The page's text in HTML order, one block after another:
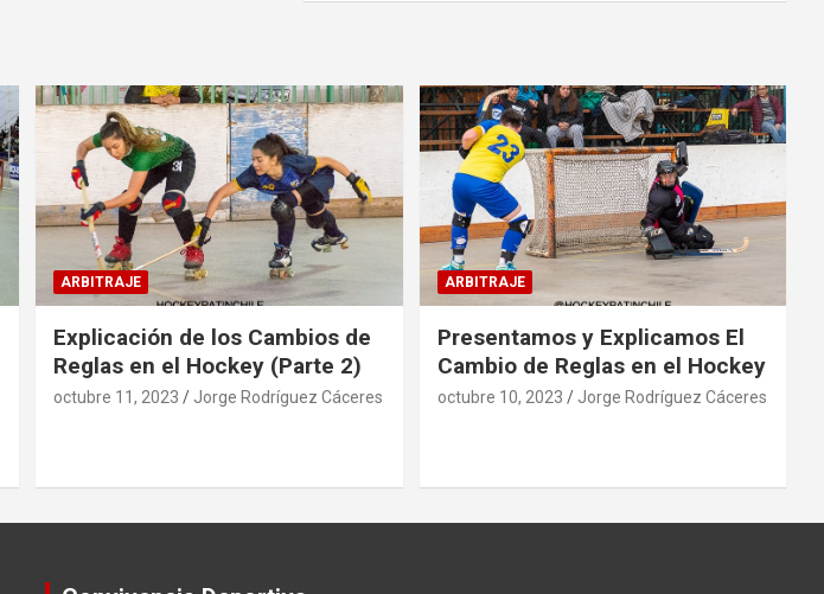
ARBITRAJE
Explicación de los Cambios de
Reglas en el Hockey (Parte 2)
octubre 11, 2023 Jorge Rodríguez Cáceres
ARBITRAJE
Presentamos y Explicamos El
Cambio de Reglas en el Hockey
octubre 10, 2023 Jorge Rodríguez Cáceres